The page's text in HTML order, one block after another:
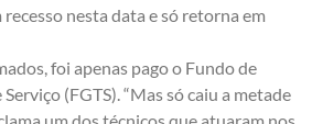
nesta data e só retorna em
foi apenas pago o Fundo de
(FGTS). “Mas só caiu a metade
um dos técnicos que atuaram nos